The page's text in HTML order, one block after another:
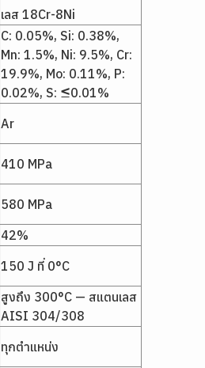
เลส 18Cr-8Ni
C: 0.05%, Si: 0.38%,
Mn: 1.5%, Ni: 9.5%, Cr:
19.9%, Mo: 0.11%, P:
0.02%, S: ≤0.01%
Ar
410 MPa
580 MPa
42%
150 J ที่ 0°C
สูงถึง 300°C — สแตนเลส
AISI 304/308
ทุกตำแหน่ง